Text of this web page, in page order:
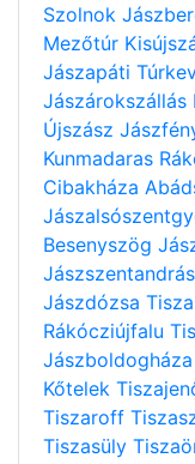
Szolnok
Mezőtúr
Jászapáti
Jászárokszállás
Újszász
Kunmadaras
Cibakháza
Besenyszög
Jászszentandrás
Jászdózsa
Rákócziújfalu
Jászboldogháza
Kőtelek
Tiszaroff
Tiszasüly